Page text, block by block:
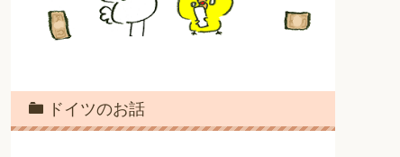
ドイツのお話